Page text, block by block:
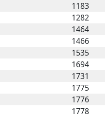
1183
1282
1464
1466
1535
1694
1731
1775
1776
1778